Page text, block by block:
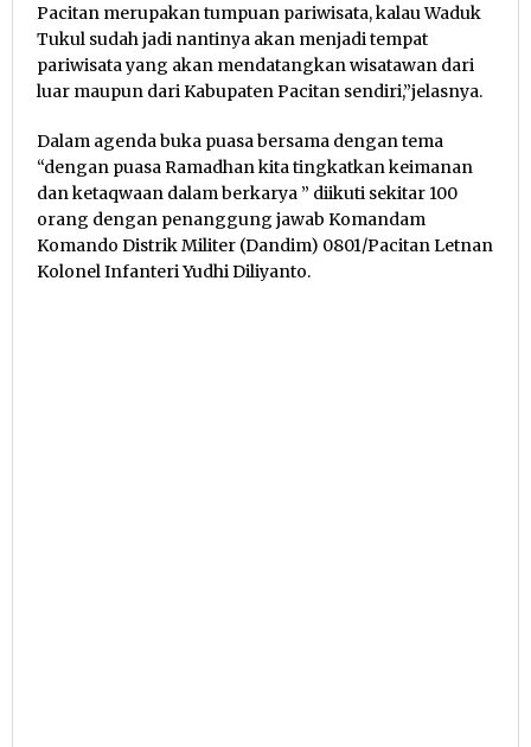
Pacitan merupakan tumpuan pariwisata, kalau Waduk
Tukul sudah jadi nantinya akan menjadi tempat
pariwisata yang akan mendatangkan wisatawan dari
luar maupun dari Kabupaten Pacitan sendiri,”jelasnya.
Dalam agenda buka puasa bersama dengan tema
“dengan puasa Ramadhan kita tingkatkan keimanan
dan ketaqwaan dalam berkarya ” diikuti sekitar 100
orang dengan penanggung jawab Komandam
Komando Distrik Militer (Dandim) 0801/Pacitan Letnan
Kolonel Infanteri Yudhi Diliyanto.